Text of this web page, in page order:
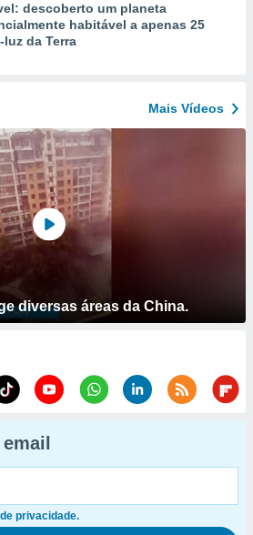
descoberto um planeta
habitável a apenas 25
luz da Terra
Mais Vídeos
diversas áreas da China.
privacidade.